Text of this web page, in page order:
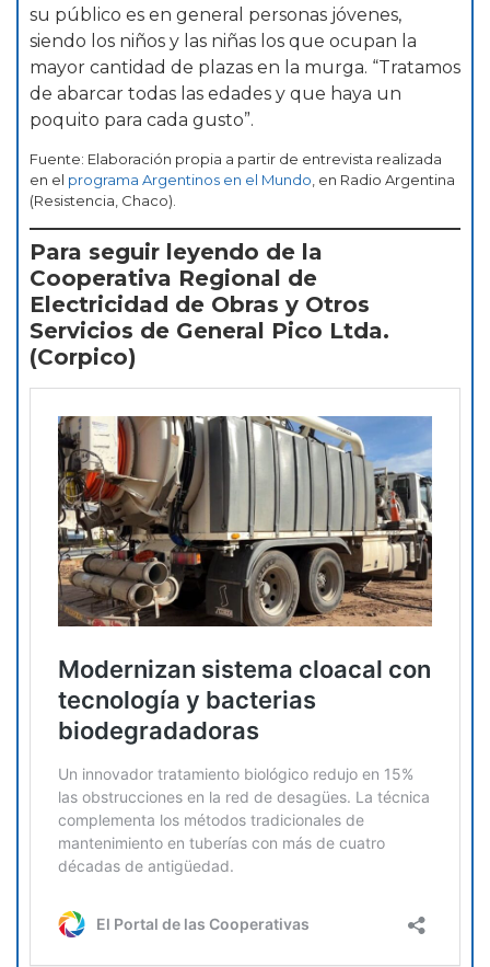
su público es en general personas jóvenes,
siendo los niños y las niñas los que ocupan la
mayor cantidad de plazas en la murga. “Tratamos
de abarcar todas las edades y que haya un
poquito para cada gusto”.
Fuente: Elaboración propia a partir de entrevista realizada
en el programa Argentinos en el Mundo, en Radio Argentina
(Resistencia, Chaco).
Para seguir leyendo de la
Cooperativa Regional de
Electricidad de Obras y Otros
Servicios de General Pico Ltda.
(Corpico)